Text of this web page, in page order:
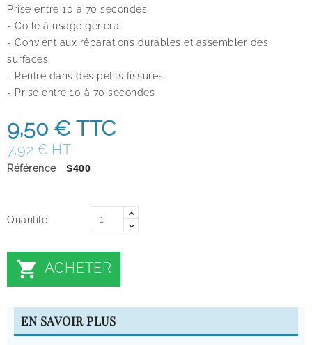
Prise entre 10 à 70 secondes
- Colle à usage général
- Convient aux réparations durables et assembler des
surfaces
- Rentre dans des petits fissures.
- Prise entre 10 à 70 secondes
9,50 € TTC
7,92 € HT
Référence S400
Quantité
 ACHETER
EN SAVOIR PLUS